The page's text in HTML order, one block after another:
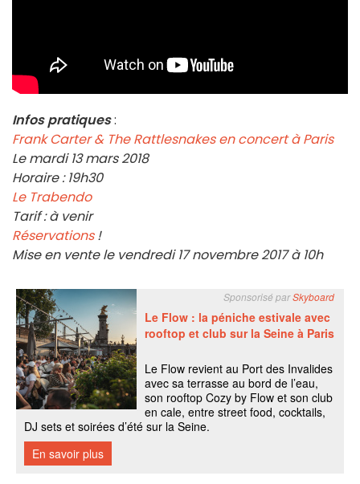
Infos pratiques:
Frank Carter & The Rattlesnakes en concert à Paris
Le mardi 13 mars 2018
Horaire : 19h30
Le Trabendo
Tarif : à venir
Réservations!
Mise en vente le vendredi 17 novembre 2017 à 10h